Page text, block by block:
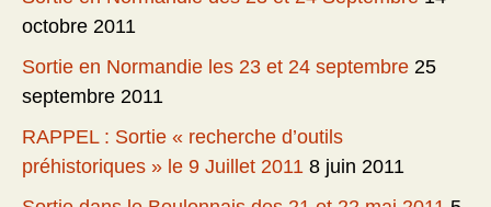
octobre 2011
Sortie en Normandie les 23 et 24 septembre 25
septembre 2011
RAPPEL : Sortie « recherche d’outils
préhistoriques » le 9 Juillet 2011 8 juin 2011